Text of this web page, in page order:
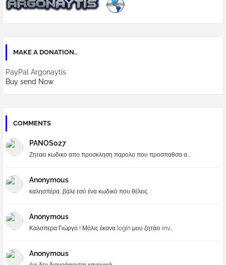
MAKE A DONATION..
PayPal Argonaytis
Buy send Now
COMMENTS
PANOS027
Ζηταει κωδικο απο προσκληση παρολο που προσπαθσα α...
Anonymous
καλησπέρα...βάλε εσύ ένα κωδικό που θέλεις
Anonymous
Καλσπερα Γιώργο ! Μόλις έκανα login μου ζητάει inv...
Anonymous